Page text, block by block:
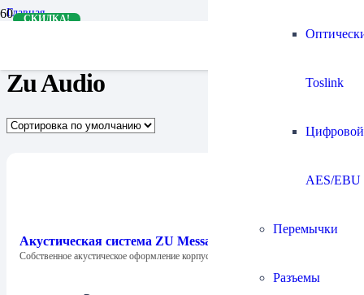
Toslink
Цифровой
AES/EBU
Перемычки
Разъемы
Главная
Zu Audio
СКИДКА!
Акустическая система ZU Message
Собственное акустическое оформление корпуса Zu Griewe…